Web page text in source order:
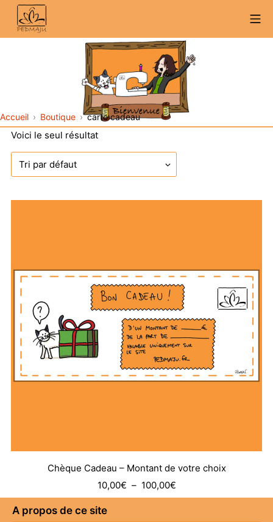
Aller
contenu
Accueil Boutique carte cadeau
Voici le seul résultat
Chèque Cadeau – Montant de votre choix
10,00€ – 100,00€Plage
de
A propos de ce site